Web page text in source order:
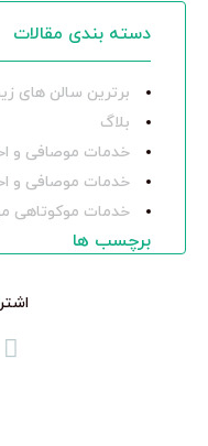
دسته بندی مقالات
برترین سالن های
بلاگ
خدمات موصافی و
خدمات موصافی و
خدمات موکوتاهی
برچسب ها